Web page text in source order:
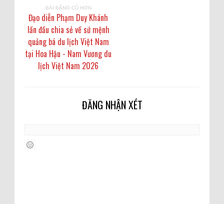
BÀI ĐĂNG CŨ HƠN
Đạo diễn Phạm Duy Khánh
lần đầu chia sẻ về sứ mệnh
quảng bá du lịch Việt Nam
tại Hoa Hậu - Nam Vương du
lịch Việt Nam 2026
ĐĂNG NHẬN XÉT